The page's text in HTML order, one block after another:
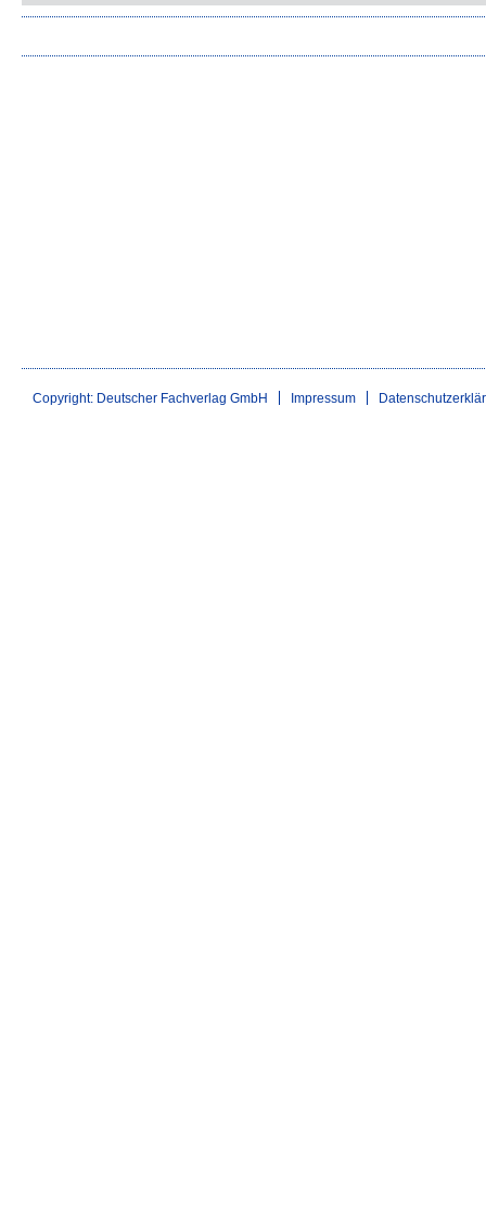
Copyright: Deutscher Fachverlag GmbH Impressum